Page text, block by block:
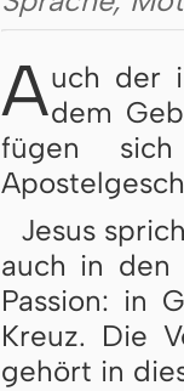
Auch der
dem
fügen
Jesus
auch in den
Passion: in
Kreuz. Die
gehört in